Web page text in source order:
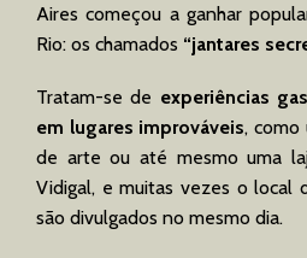
Aires começou a ganhar
Rio: os chamados “jantares
Tratam-se de experiências
em lugares improváveis, como
de arte ou até mesmo uma
Vidigal, e muitas vezes o local
são divulgados no mesmo dia.